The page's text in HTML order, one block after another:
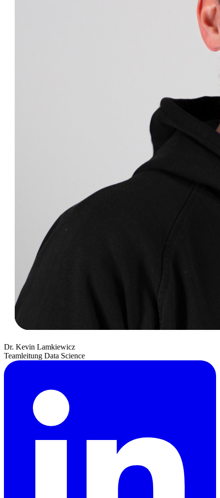
Dr. Kevin Lamkiewicz
Teamleitung Data Science